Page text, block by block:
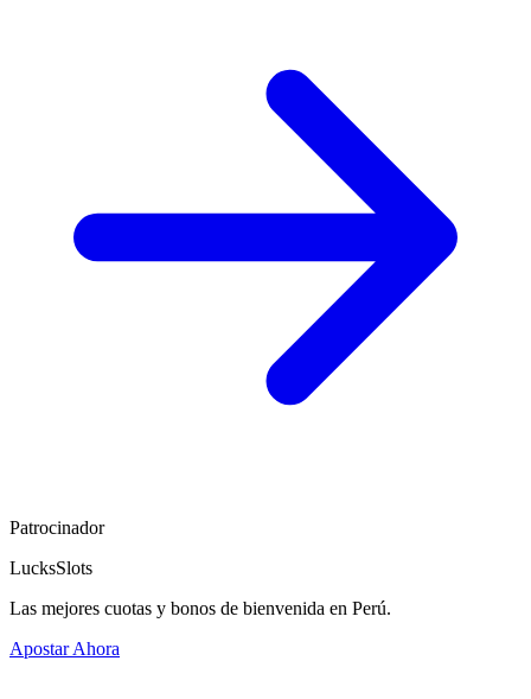
Patrocinador
LucksSlots
Las mejores cuotas y bonos de bienvenida en Perú.
Apostar Ahora